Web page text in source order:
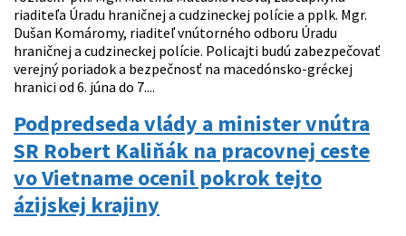
riaditeľa Úradu hraničnej a cudzineckej polície a pplk. Mgr.
Dušan Komáromy, riaditeľ vnútorného odboru Úradu
hraničnej a cudzineckej polície. Policajti budú zabezpečovať
verejný poriadok a bezpečnosť na macedónsko-gréckej
hranici od 6. júna do 7....
Podpredseda vlády a minister vnútra
SR Robert Kaliňák na pracovnej ceste
vo Vietname ocenil pokrok tejto
ázijskej krajiny